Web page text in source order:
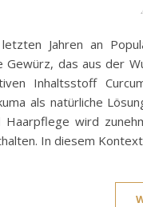
Jahren an
das aus der
Inhaltsstoff
als natürliche
wird
In diesem